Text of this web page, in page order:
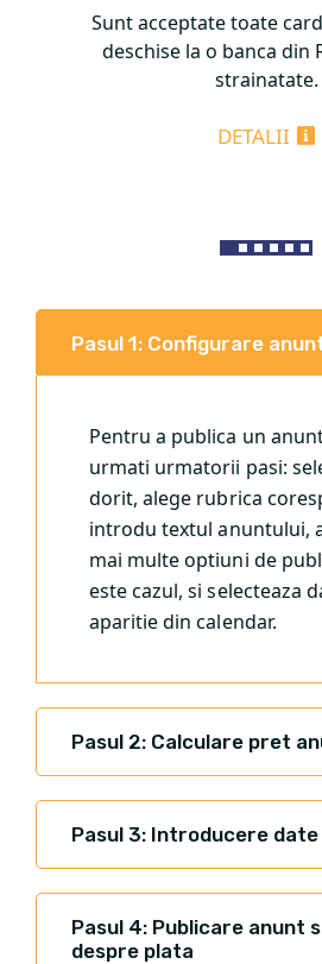
Sunt acceptate toate
deschise la o banca din
strainatate.
DETALII
Pasul 1: Configurare
Pentru a publica un
urmati urmatorii pasi:
dorit, alege rubrica
introdu textul anuntului,
mai multe optiuni de
este cazul, si selecteaza
aparitie din calendar.
Pasul 2: Calculare pret
Pasul 3: Introducere
Pasul 4: Publicare anunt
despre plata